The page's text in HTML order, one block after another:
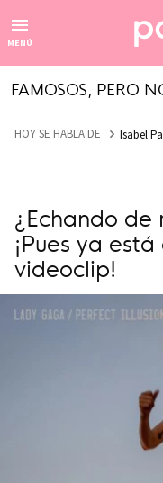
MENÚ
FAMOSOS, PERO
HOY SE HABLA DE Isabel
¿Echando de
¡Pues ya
videoclip!